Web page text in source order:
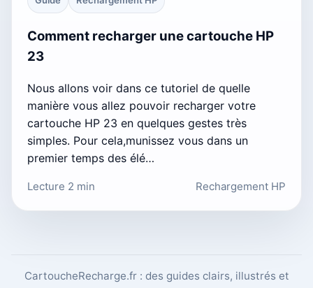
Comment recharger une cartouche HP
23
Nous allons voir dans ce tutoriel de quelle
manière vous allez pouvoir recharger votre
cartouche HP 23 en quelques gestes très
simples. Pour cela,munissez vous dans un
premier temps des élé…
Lecture 2 min Rechargement HP
CartoucheRecharge.fr : des guides clairs, illustrés et